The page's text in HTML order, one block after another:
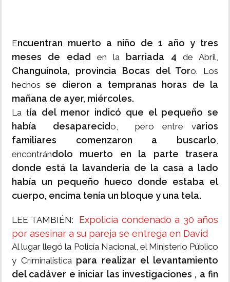
Encuentran muerto a niño de 1 año y tres
meses de edad en la barriada 4 de Abril,
Changuinola, provincia Bocas del Toro. Los
hechosse dieron a tempranas horas de la
mañana de ayer, miércoles.
La tía del menor indicó que el pequeño se
había desaparecido, pero entre varios
familiares comenzaron a buscarlo,
encontrándolo muerto en la parte trasera
donde está la lavandería de la casa a lado
había un pequeño hueco donde estaba el
cuerpo, encima tenía un bloque y una tela.
LEE TAMBIÉN: Expolicía condenado a 30 años
por asesinar a su pareja se entrega en David
Al lugar llegó la Policía Nacional, el Ministerio Público
y Criminalística para realizar el levantamiento
del cadáver e iniciar las investigaciones , a fin